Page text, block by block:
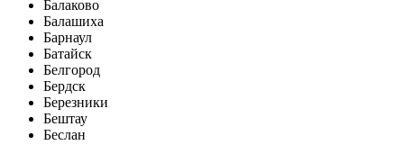
Балаково
Балашиха
Барнаул
Батайск
Белгород
Бердск
Березники
Бештау
Беслан